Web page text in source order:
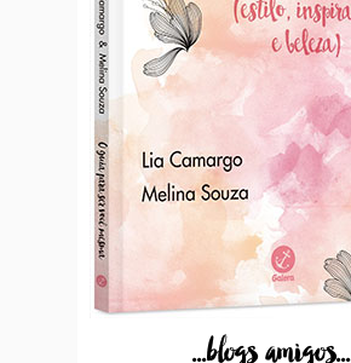
...blogs amigos...